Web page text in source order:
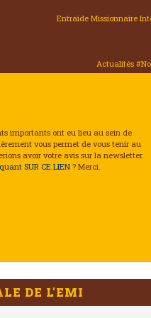
Entraide Missionnaire
Actualités
importants ont eu lieu au sein de
vous permet de vous tenir au
avoir votre avis sur la newsletter.
SUR CE LIEN? Merci.
DE L'EMI